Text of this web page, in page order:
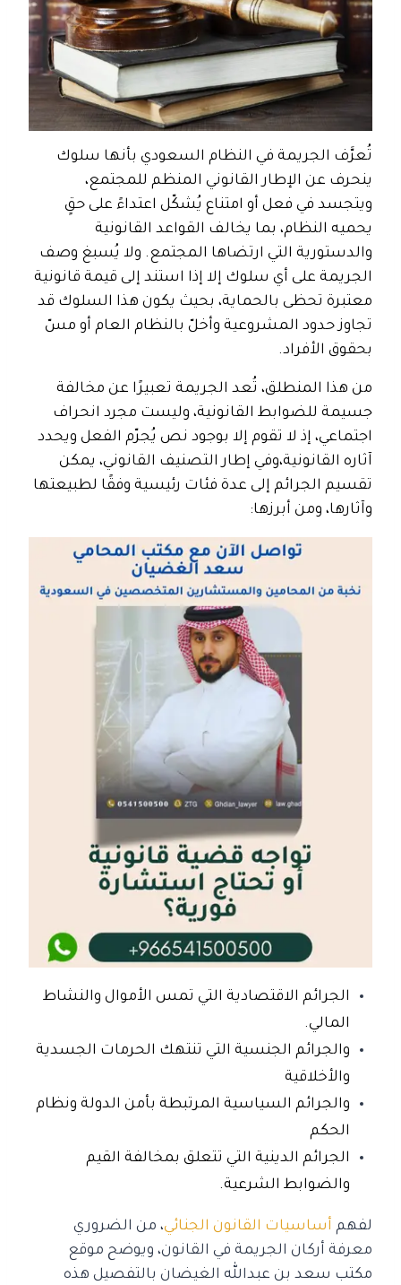
تُعرَّف الجريمة في النظام السعودي بأنها سلوك
ينحرف عن الإطار القانوني المنظم للمجتمع،
ويتجسد في فعل أو امتناع يُشكّل اعتداءً على حقٍ
يحميه النظام، بما يخالف القواعد القانونية
والدستورية التي ارتضاها المجتمع. ولا يُسبغ وصف
الجريمة على أي سلوك إلا إذا استند إلى قيمة قانونية
معتبرة تحظى بالحماية، بحيث يكون هذا السلوك قد
تجاوز حدود المشروعية وأخلّ بالنظام العام أو مسّ
بحقوق الأفراد.
من هذا المنطلق، تُعد الجريمة تعبيرًا عن مخالفة
جسيمة للضوابط القانونية، وليست مجرد انحراف
اجتماعي، إذ لا تقوم إلا بوجود نص يُجرّم الفعل ويحدد
آثاره القانونية،وفي إطار التصنيف القانوني، يمكن
تقسيم الجرائم إلى عدة فئات رئيسية وفقًا لطبيعتها
وآثارها، ومن أبرزها:
الجرائم الاقتصادية التي تمس الأموال والنشاط
المالي.
والجرائم الجنسية التي تنتهك الحرمات الجسدية
والأخلاقية
والجرائم السياسية المرتبطة بأمن الدولة ونظام
الحكم
الجرائم الدينية التي تتعلق بمخالفة القيم
والضوابط الشرعية.
لفهم أساسيات القانون الجنائي، من الضروري
معرفة أركان الجريمة في القانون، ويوضح موقع
مكتب سعد بن عبدالله الغيضان بالتفصيل هذه